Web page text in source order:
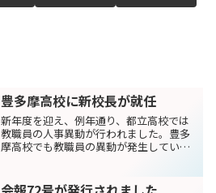
豊多摩高校に新校長が就任
新年度を迎え、例年通り、都立高校では
教職員の人事異動が行われました。豊多
摩高校でも教職員の異動が発生していま
の校長を務められた三田清一校長が、葛